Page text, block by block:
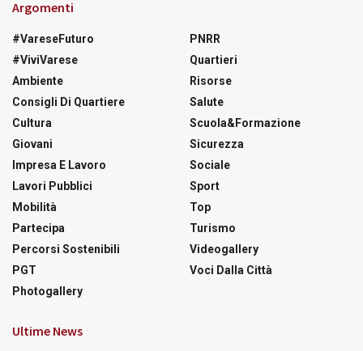
Argomenti
#VareseFuturo
#ViviVarese
Ambiente
Consigli Di Quartiere
Cultura
Giovani
Impresa E Lavoro
Lavori Pubblici
Mobilità
Partecipa
Percorsi Sostenibili
PGT
Photogallery
PNRR
Quartieri
Risorse
Salute
Scuola&Formazione
Sicurezza
Sociale
Sport
Top
Turismo
Videogallery
Voci Dalla Città
Ultime News